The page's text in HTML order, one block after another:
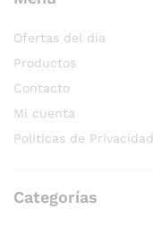
Ofertas del día
Productos
Contacto
Mi cuenta
Políticas de Privacidad
Categorías